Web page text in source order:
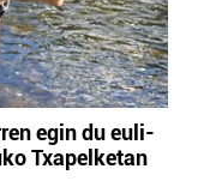
egin du euli-
Txapelketan